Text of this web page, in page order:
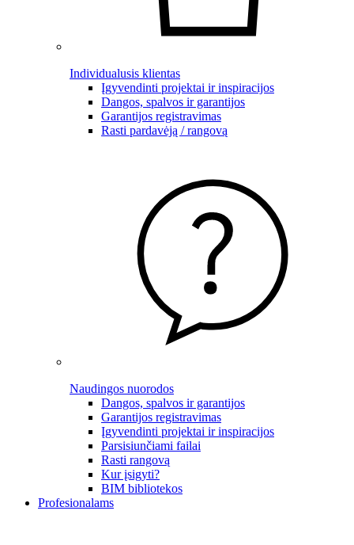
Individualusis klientas
Įgyvendinti projektai ir inspiracijos
Dangos, spalvos ir garantijos
Garantijos registravimas
Rasti pardavėją / rangovą
Naudingos nuorodos
Dangos, spalvos ir garantijos
Garantijos registravimas
Įgyvendinti projektai ir inspiracijos
Parsisiunčiami failai
Rasti rangovą
Kur įsigyti?
BIM bibliotekos
Profesionalams